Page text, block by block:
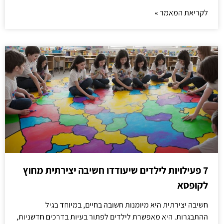
לקריאת המאמר »
7 פעילויות לילדים שיעודדו חשיבה יצירתית מחוץ
לקופסא
חשיבה יצירתית היא מיומנות חשובה בחיים, במיוחד בגיל
ההתבגרות. היא מאפשרת לילדים לפתור בעיות בדרכים חדשניות,